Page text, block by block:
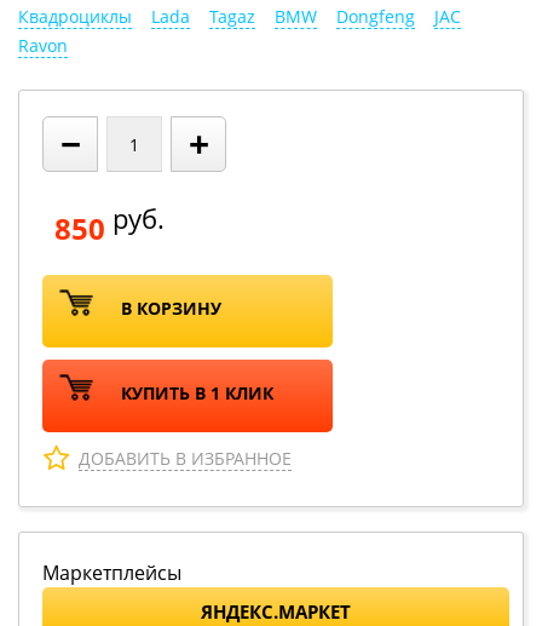
Квадроциклы
Lada Tagaz BMW Dongfeng
JAC
Ravon
− +
850 руб.
В КОРЗИНУ
КУПИТЬ В 1 КЛИК
ДОБАВИТЬ В ИЗБРАННОЕ
Маркетплейсы
ЯНДЕКС.МАРКЕТ